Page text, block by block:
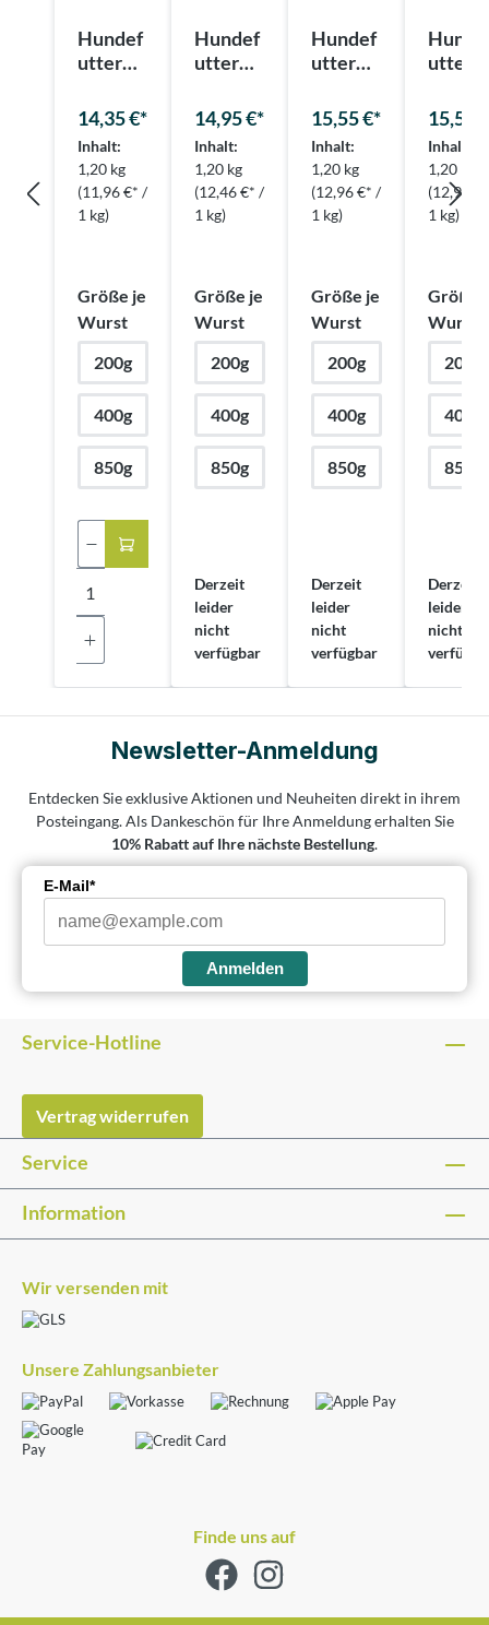
Hundef
utter
ltopf
14,35 €*
Inhalt:
1,20 kg
(11,96 €* /
1 kg)
Größe je
Wurstauswählen
200g
400g
850g
Produkt Anzahl: Gib den
Hundef
utter
mertell
er
14,95 €*
Inhalt:
1,20 kg
(12,46 €* /
1 kg)
Größe je
Wurstauswählen
200g
400g
850g
Derzeit
leider
nicht
verfügbar
Hundef
utter
menü
15,55 €*
Inhalt:
1,20 kg
(12,96 €* /
1 kg)
Größe je
Wurstauswählen
200g
400g
850g
Derzeit
leider
nicht
verfügbar
utter
rrine
15,55
Inhalt:
1,20 kg
(12,96
1 kg)
Größe
Wurst
200g
400g
850g
Derzeit
leider
nicht
Newsletter-Anmeldung
Entdecken Sie exklusive Aktionen und Neuheiten direkt in ihrem
Posteingang. Als Dankeschön für Ihre Anmeldung erhalten Sie
10% Rabatt auf Ihre nächste Bestellung.
E-Mail*
Anmelden
Service-Hotline
Vertrag widerrufen
Service
Information
Wir versenden mit
Unsere Zahlungsanbieter
Finde uns auf